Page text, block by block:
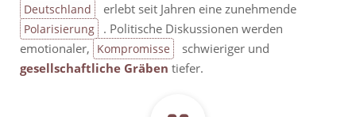
Deutschland erlebt seit Jahren eine zunehmende
Polarisierung
. Politische Diskussionen werden
emotionaler, Kompromisse
schwieriger und
gesellschaftliche Gräben tiefer.